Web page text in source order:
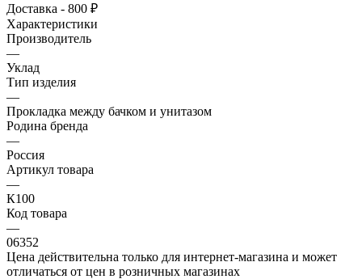
Доставка - 800 ₽
Характеристики
Производитель
—
Уклад
Тип изделия
—
Прокладка между бачком и унитазом
Родина бренда
—
Россия
Артикул товара
—
К100
Код товара
—
06352
Цена действительна только для интернет-магазина и может
отличаться от цен в розничных магазинах